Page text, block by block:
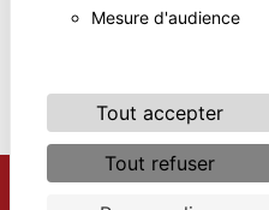
Mesure d'audience
Tout accepter
Tout refuser
** Les données
destinataires suivants: .
le sort de vos données
durée de prescription